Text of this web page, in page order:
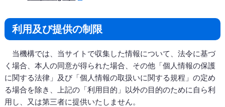
利用及び提供の制限
当機構では、当サイトで収集した情報について、法令に基づ
く場合、本人の同意が得られた場合、その他「個人情報の保護
に関する法律」及び「個人情報の取扱いに関する規程」の定め
る場合を除き、上記の「利用目的」以外の目的のために自ら利
用し、又は第三者に提供いたしません。